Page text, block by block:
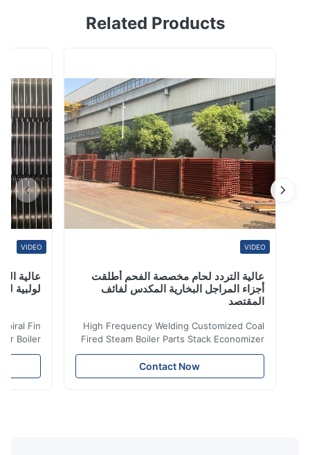
TP304 ، 711 * 7.92 * 6000 مم / TP316L 762 * 9.52 *
أنبوب التبريد ، مواصفات القياسية: ASTM A358 / A358M-
Related Products
عالية التردد لحام مخصصة الفحم أطلقت
أجزاء المراجل البخارية المكدس لفائف
المقتصد
High Frequency Welding Customized Coal
Fired Steam Boiler Parts Stack Economizer
Coil Boiler economizer Boiler Economizer is
the energy improving device that helps to
reduce the cost of operation by saving the
Contact Now
عالية
لولبية لنقل
Spiral Fin
Boiler
is the
saving the